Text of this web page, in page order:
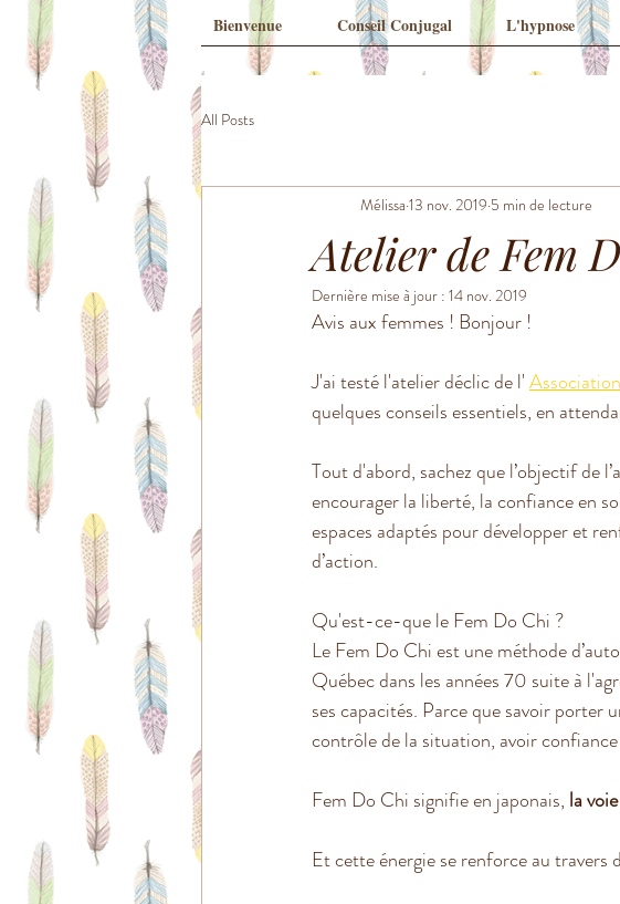
Bienvenue Conseil Conjugal L'hypnose
All Posts
Atelier de Fem
Mélissa 13 nov. 2019 5 min de lecture
Dernière mise à jour : 14 nov. 2019
Avis aux femmes ! Bonjour !
J'ai testé l'atelier déclic de l'
quelques conseils essentiels, en
Tout d'abord, sachez que l’objectif de
encourager la liberté, la confiance en
espaces adaptés pour développer et
d’action.
Qu'est-ce-que le Fem Do Chi ?
Le Fem Do Chi est une méthode
Québec dans les années 70 suite à
ses capacités. Parce que savoir
contrôle de la situation, avoir
Fem Do Chi signifie en japonais, la
Et cette énergie se renforce au travers